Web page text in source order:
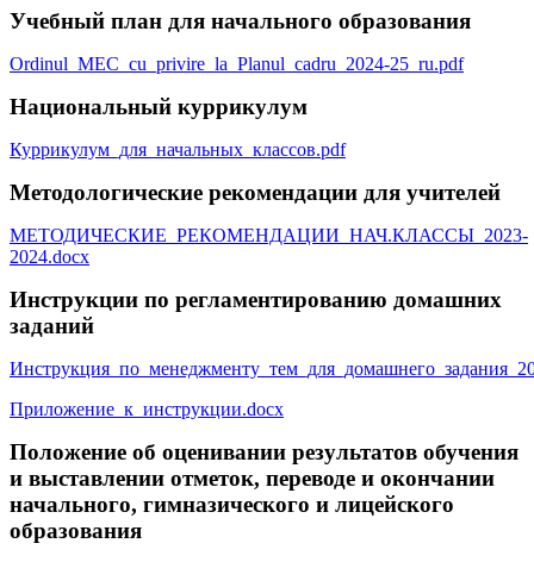
Учебный план для начального образования
Ordinul_MEC_cu_privire_la_Planul_cadru_2024-25_ru.pdf
Национальный куррикулум
Куррикулум_для_начальных_классов.pdf
Методологические рекомендации для учителей
МЕТОДИЧЕСКИЕ_РЕКОМЕНДАЦИИ_НАЧ.КЛАССЫ_2023-
2024.docx
Инструкции по регламентированию домашних
заданий
Приложение_к_инструкции.docx
Положение об оценивании результатов обучения
и выставлении отметок, переводе и окончании
начального, гимназического и лицейского
образования